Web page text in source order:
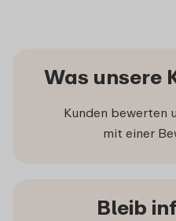
Was unsere
Kunden bewerten
mit einer
Bleib